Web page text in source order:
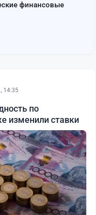
финансовые
14:35
по
изменили ставки